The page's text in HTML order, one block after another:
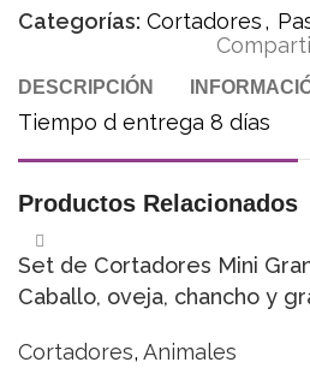
Categorías: Cortadores,
DESCRIPCIÓN
Tiempo d entrega 8 días
Productos Relacionados
Set de Cortadores Mini
Caballo, oveja, chancho y
Cortadores, Animales